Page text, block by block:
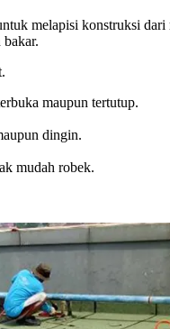
melapisi konstruksi
maupun tertutup.
dingin.
mudah robek.